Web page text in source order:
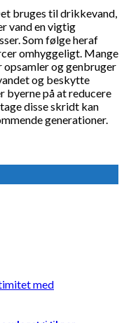
bruges til drikkevand,
vand en vigtig
Som følge heraf
omhyggeligt. Mange
opsamler og genbruger
og beskytte
byerne på at reducere
disse skridt kan
generationer.